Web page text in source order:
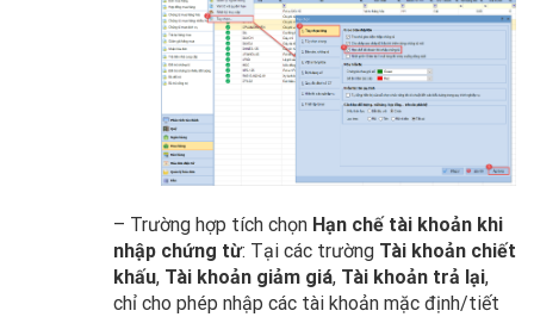
– Trường hợp tích chọn Hạn chế tài khoản khi
nhập chứng từ: Tại các trường Tài khoản chiết
khấu, Tài khoản giảm giá, Tài khoản trả lại,
chỉ cho phép nhập các tài khoản mặc định/tiết